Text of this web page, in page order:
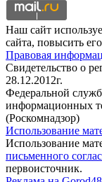
Наш сайт
сайта, повысить
Правовая
Свидетельство о
28.12.2012г.
Федеральной
информационных
(Роскомнадзор)
Использование
Использование
письменного
первоисточник.